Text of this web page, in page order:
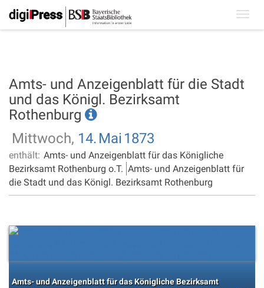
Amts- und Anzeigenblatt für die Stadt
und das Königl. Bezirksamt
Rothenburg
Mittwoch, 14. Mai 1873
enthält: Amts- und Anzeigenblatt für das Königliche
Bezirksamt Rothenburg o.T. Amts- und Anzeigenblatt für
die Stadt und das Königl. Bezirksamt Rothenburg
Amts- und Anzeigenblatt für das Königliche Bezirksamt